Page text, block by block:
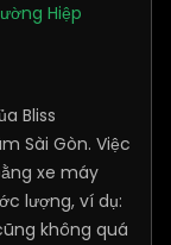
Hiệp
Bliss
Sài Gòn. Việc
xe máy
lượng, ví dụ:
không quá